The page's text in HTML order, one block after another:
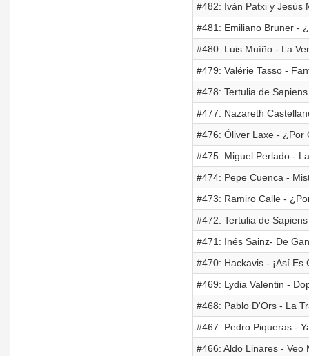
#482: Iván Patxi y Jesús
#481: Emiliano Bruner -
#480: Luis Muíño - La
#479: Valérie Tasso -
#478: Tertulia de
#477: Nazareth
#476: Óliver Laxe - ¿Por
#475: Miguel Perlado -
#474: Pepe Cuenca -
#473: Ramiro Calle -
#472: Tertulia de
#471: Inés Sainz- De
#470: Hackavis - ¡Así Es
#469: Lydia Valentin -
#468: Pablo D'Ors - La
#467: Pedro Piqueras -
#466: Aldo Linares - Veo